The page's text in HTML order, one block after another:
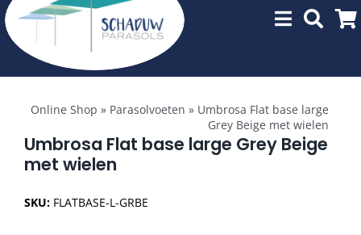
Toggle
aanbiedingen
Online Shop » Parasolvoeten » Umbrosa Flat base large
Grey Beige met wielen
Umbrosa Flat base large Grey Beige
met wielen
SKU: FLATBASE-L-GRBE